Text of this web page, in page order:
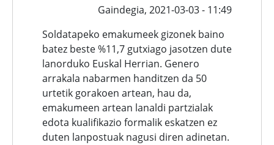
Gaindegia, 2021-03-03 - 11:49
Soldatapeko emakumeek gizonek baino
batez beste %11,7 gutxiago jasotzen dute
lanorduko Euskal Herrian. Genero
arrakala nabarmen handitzen da 50
urtetik gorakoen artean, hau da,
emakumeen artean lanaldi partzialak
edota kualifikazio formalik eskatzen ez
duten lanpostuak nagusi diren adinetan.